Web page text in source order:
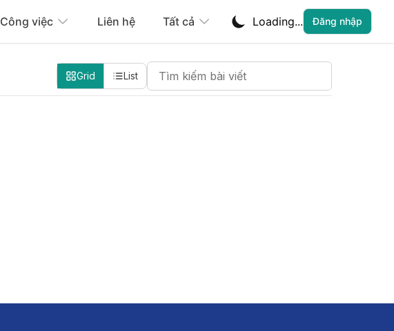
Công việc Liên hệ Tất cả Loading... Đăng nhập
Grid List Search Cheatsheets